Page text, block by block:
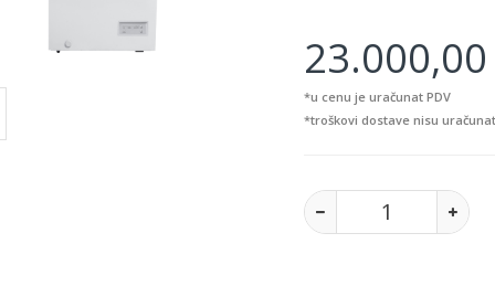
*u cenu je uračunat PDV
*troškovi dostave nisu